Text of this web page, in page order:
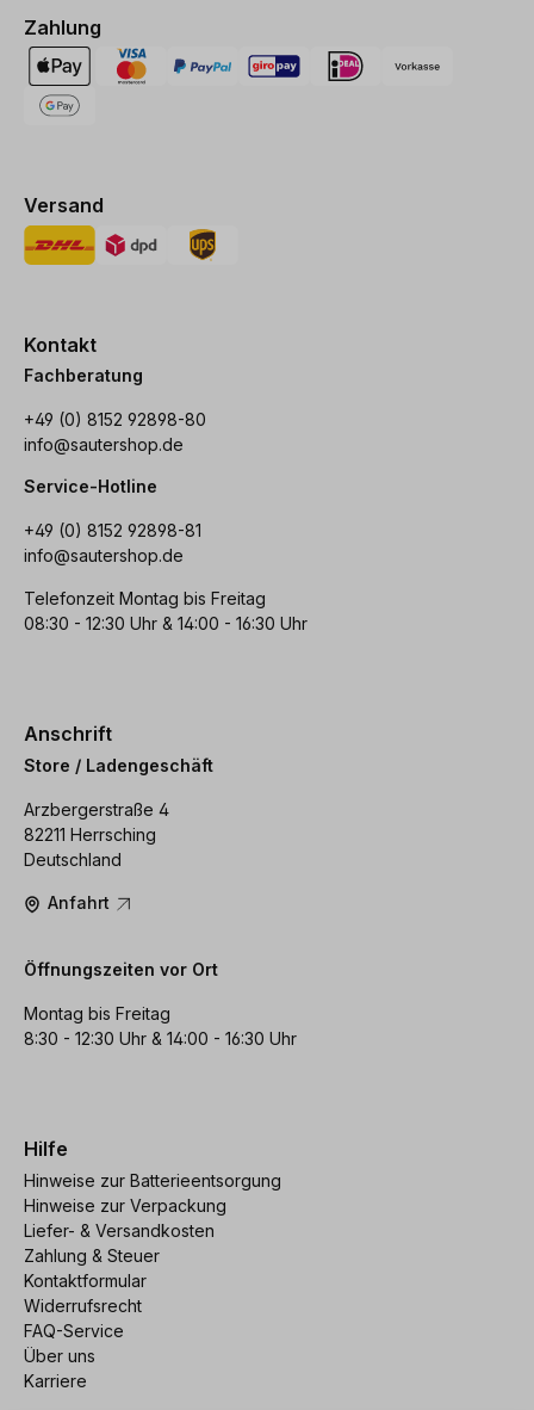
Zahlung
Versand
Kontakt
Fachberatung
+49 (0) 8152 92898-80
info@sautershop.de
Service-Hotline
+49 (0) 8152 92898-81
info@sautershop.de
Telefonzeit Montag bis Freitag
08:30 - 12:30 Uhr & 14:00 - 16:30 Uhr
Anschrift
Store / Ladengeschäft
Arzbergerstraße 4
82211 Herrsching
Deutschland
Anfahrt
Öffnungszeiten vor Ort
Montag bis Freitag
8:30 - 12:30 Uhr & 14:00 - 16:30 Uhr
Hilfe
Hinweise zur Batterieentsorgung
Hinweise zur Verpackung
Liefer- & Versandkosten
Zahlung & Steuer
Kontaktformular
Widerrufsrecht
FAQ-Service
Über uns
Karriere